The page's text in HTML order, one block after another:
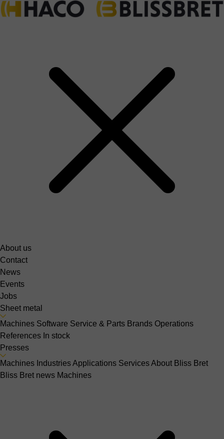
About us
Contact
News
Events
Jobs
Sheet metal
Machines Software Service & Parts Brands Operations
References In stock
Presses
Machines IndustriesApplications ServicesAbout Bliss Bret
Bliss Bret news Machines